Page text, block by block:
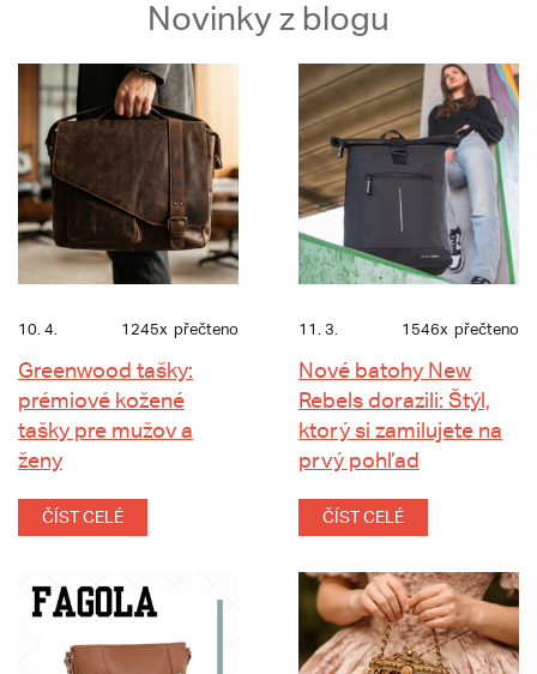
Novinky z blogu
10. 4. 1245x přečteno
Greenwood tašky:
prémiové kožené
tašky pre mužov a
ženy
ČÍST CELÉ
11. 3. 1546x přečteno
Nové batohy New
Rebels dorazili: Štýl,
ktorý si zamilujete na
prvý pohľad
ČÍST CELÉ